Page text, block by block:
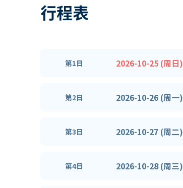
行程表
第1日 2026-10-25 (周日)
第2日 2026-10-26 (周一)
第3日 2026-10-27 (周二)
第4日 2026-10-28 (周三)